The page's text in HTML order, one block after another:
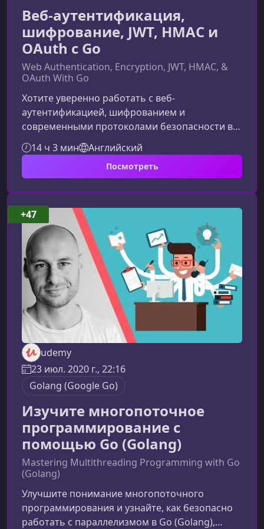
Веб-аутентификация,
шифрование, JWT, HMAC и
OAuth с Go
Web Authentication, Encryption, JWT, HMAC, &
OAuth With Go
Хотите уверенно работать с веб-
аутентификацией, шифрованием и
современными протоколами безопасности в
Go? Этот курс поможет вам системно и
практично освоить ключевые технологии,
необходимые каждому backend‑разработчику.
веб‑сервисы на Go и применять лучшие
практики индустрии.Что дает этот курсКурс
создан для тех, кто хочет углубить свои навыки
Go и понять, как реализуются современные
механизмы безопасности в
14 ч 3 мин Английский
Посмотреть
udemy
23 июл. 2020 г., 22:16
Golang (Google Go)
Изучите многопоточное
программирование с
помощью Go (Golang)
Mastering Multithreading Programming with Go
(Golang)
Улучшите понимание многопоточного
программирования и узнайте, как безопасно
работать с параллелизмом в Go (Golang),
+47